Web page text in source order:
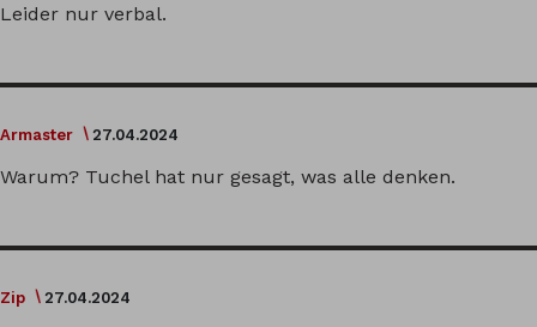
Leider nur verbal.
Armaster 27.04.2024
Warum? Tuchel hat nur gesagt, was alle denken.
Zip 27.04.2024